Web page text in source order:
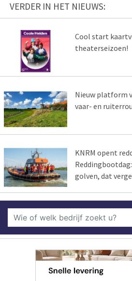
VERDER IN HET NIEUWS:
Cool start
theaterseizoen!
Nieuw platform
vaar- en
KNRM opent
golven, dat